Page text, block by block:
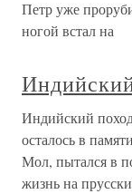
Петр уже
ногой встал на
Индийский
осталось в
Мол, пытался в
жизнь на